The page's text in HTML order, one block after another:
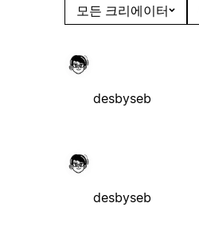
모든 크리에이터
desbyseb
desbyseb